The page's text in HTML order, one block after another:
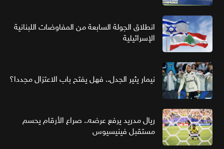
انطلاق الجولة السابعة من المفاوضات اللبنانية
الإسرائيلية
نيمار يثير الجدل.. فهل يفتح باب الاعتزال مجددا؟
ريال مدريد يرفع عرضه.. صراع الأرقام يحسم
مستقبل فينيسيوس